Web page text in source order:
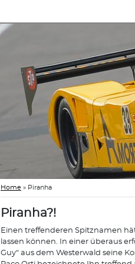
Home » Piranha
Piranha?!
Einen treffenderen Spitznamen
lassen können. In einer überaus
Guy“ aus dem Westerwald seine